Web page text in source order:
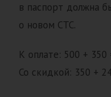
в паспорт должна
о новом СТС.
К оплате: 500 + 350
Со скидкой: 350 +